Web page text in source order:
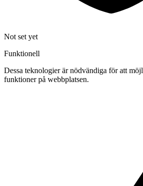
Not set yet
Funktionell
Dessa teknologier är nödvändiga för att
funktioner på webbplatsen.